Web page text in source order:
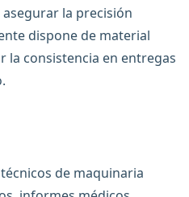
asegurar la precisión
dispone de material
la consistencia en entregas
de maquinaria